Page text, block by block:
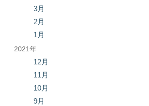
3月
2月
1月
2021年
12月
11月
10月
9月